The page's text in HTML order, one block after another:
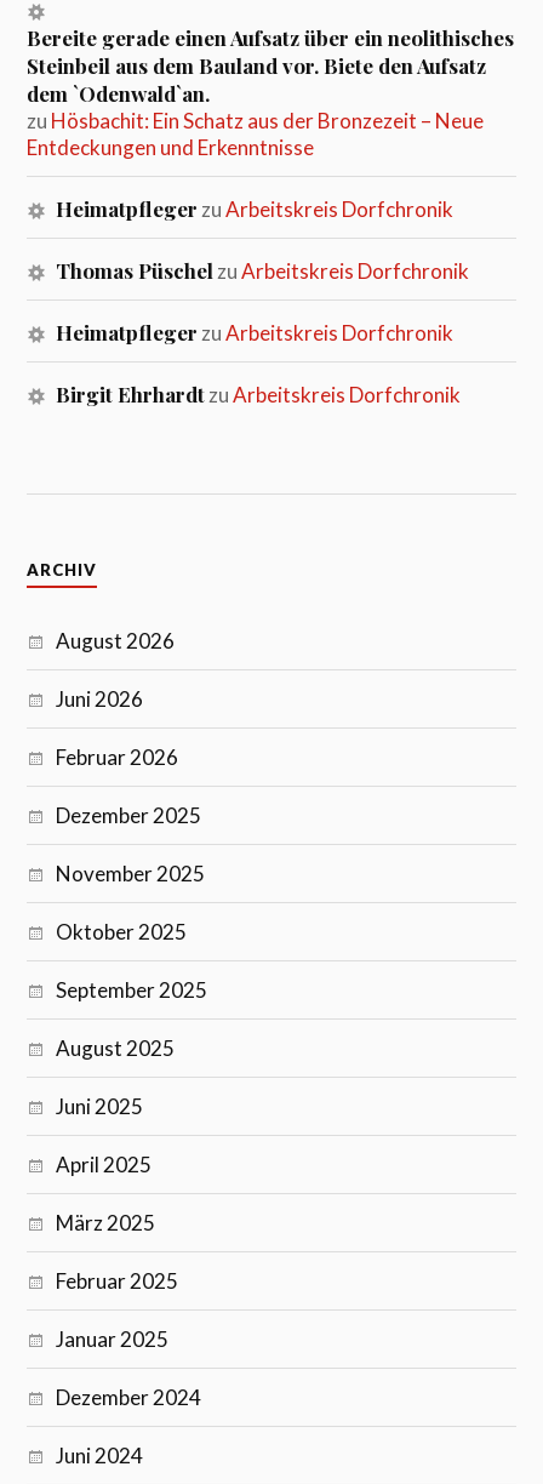
Bereite gerade einen Aufsatz über ein neolithisches
Steinbeil aus dem Bauland vor. Biete den Aufsatz
dem `Odenwald`an.
zu Hösbachit: Ein Schatz aus der Bronzezeit – Neue
Entdeckungen und Erkenntnisse
HeimatpflegerzuArbeitskreis Dorfchronik
Thomas PüschelzuArbeitskreis Dorfchronik
HeimatpflegerzuArbeitskreis Dorfchronik
Birgit EhrhardtzuArbeitskreis Dorfchronik
ARCHIV
August 2026
Juni 2026
Februar 2026
Dezember 2025
November 2025
Oktober 2025
September 2025
August 2025
Juni 2025
April 2025
März 2025
Februar 2025
Januar 2025
Dezember 2024
Juni 2024